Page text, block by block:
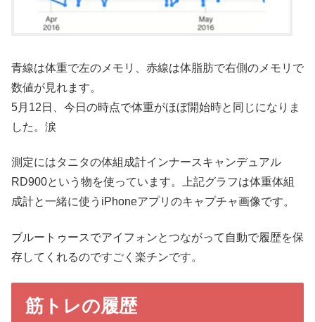
青線は体重で左のメモリ、赤線は体脂肪で右側のメモリで
数値が見れます。
5月12日、今日の時点で体重がほぼ開始時と同じになりま
した。涙
測定にはタニタの体組成計インナースキャンデュアル
RD900という物を使っています。上記グラフは体重体組
成計と一緒に使うiPhoneアプリのキャプチャ画像です。
ブルートゥースでアイフォンとつながって自動で履歴を保
存してくれるのですごく楽チンです。
筋トレの履歴